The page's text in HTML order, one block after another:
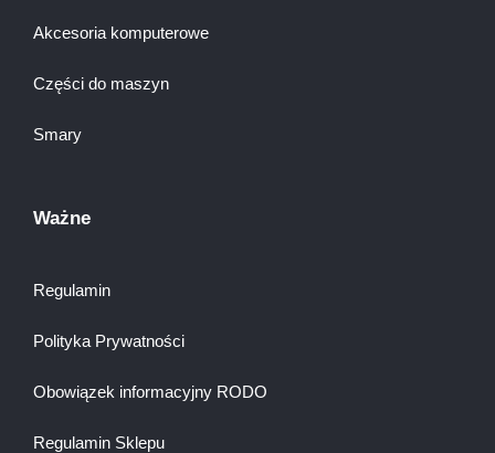
Akcesoria komputerowe
Części do maszyn
Smary
Ważne
Regulamin
Polityka Prywatności
Obowiązek informacyjny RODO
Regulamin Sklepu